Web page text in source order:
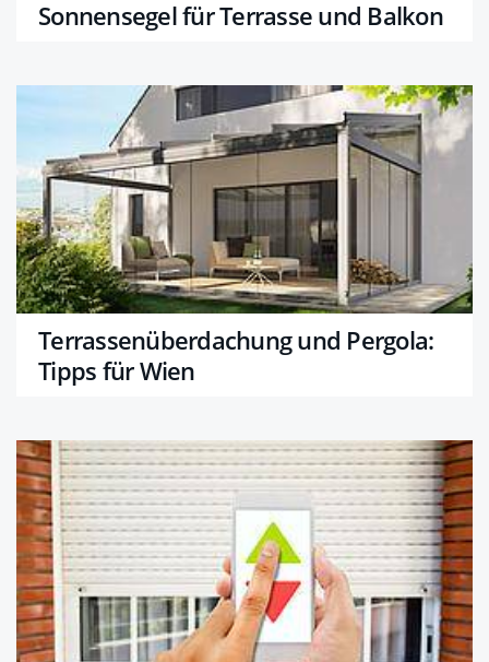
Sonnensegel für Terrasse und Balkon
Terrassenüberdachung und Pergola:
Tipps für Wien